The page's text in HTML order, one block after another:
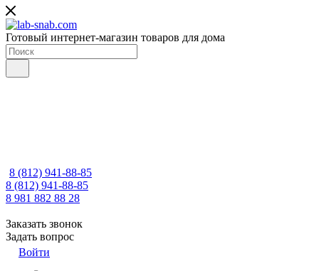
Готовый интернет-магазин товаров для дома
8 (812) 941-88-85
8 (812) 941-88-85
8 981 882 88 28
Заказать звонок
Задать вопрос
Войти